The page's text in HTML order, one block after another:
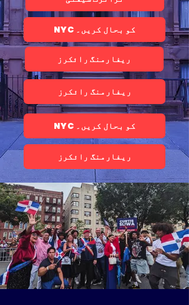
NYC کو بحال کریں۔
ریفارمنگ رائکرز
ریفارمنگ رائکرز
NYC کو بحال کریں۔
ریفارمنگ رائکرز